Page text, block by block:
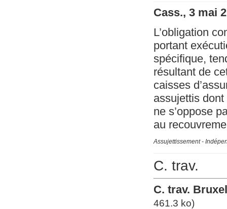
Cass., 3 mai
L’obligation
portant
spécifique,
résultant de
caisses
assujettis
ne s’oppose
au
Assujettissement -
C. trav.
C. trav.
461.3 ko)